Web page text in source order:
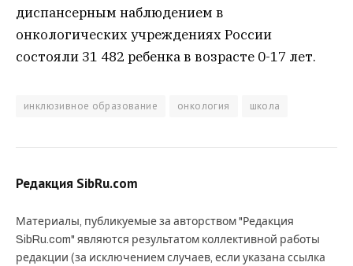
диспансерным наблюдением в
онкологических учреждениях России
состояли 31 482 ребенка в возрасте 0-17 лет.
инклюзивное образование онкология школа
Редакция SibRu.com
Материалы, публикуемые за авторством "Редакция
SibRu.com" являются результатом коллективной работы
редакции (за исключением случаев, если указана ссылка